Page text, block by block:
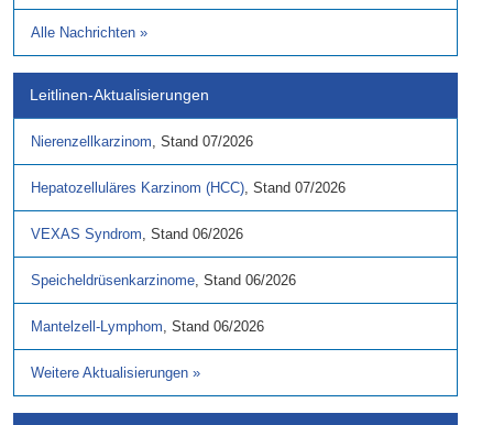
Alle Nachrichten »
Leitlinen-Aktualisierungen
Nierenzellkarzinom, Stand 07/2026
Hepatozelluläres Karzinom (HCC), Stand 07/2026
VEXAS Syndrom, Stand 06/2026
Speicheldrüsenkarzinome, Stand 06/2026
Mantelzell-Lymphom, Stand 06/2026
Weitere Aktualisierungen »